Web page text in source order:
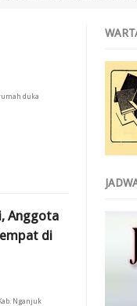
duka
Anggota
di
Nganjuk